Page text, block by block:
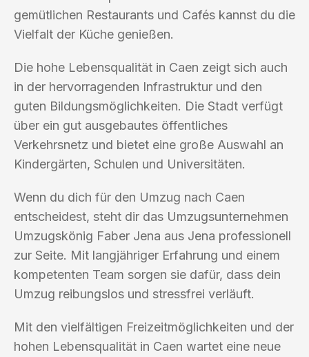
gemütlichen Restaurants und Cafés kannst du die
Vielfalt der Küche genießen.
Die hohe Lebensqualität in Caen zeigt sich auch
in der hervorragenden Infrastruktur und den
guten Bildungsmöglichkeiten. Die Stadt verfügt
über ein gut ausgebautes öffentliches
Verkehrsnetz und bietet eine große Auswahl an
Kindergärten, Schulen und Universitäten.
Wenn du dich für den Umzug nach Caen
entscheidest, steht dir das Umzugsunternehmen
Umzugskönig Faber Jena aus Jena professionell
zur Seite. Mit langjähriger Erfahrung und einem
kompetenten Team sorgen sie dafür, dass dein
Umzug reibungslos und stressfrei verläuft.
Mit den vielfältigen Freizeitmöglichkeiten und der
hohen Lebensqualität in Caen wartet eine neue